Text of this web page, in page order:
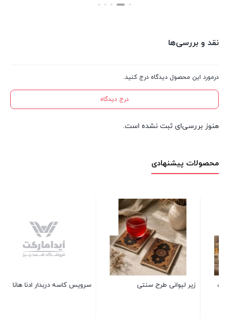
نقد و بررسی‌ها
درمورد این محصول دیدگاه درج کنید.
درج دیدگاه
هنوز بررسی‌ای ثبت نشده است.
محصولات پیشنهادی
سرویس کاسه دربدار ادنا هانا فنجان کلاسیک زنگان